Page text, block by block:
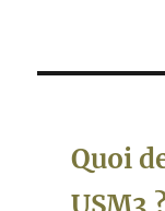
Quoi